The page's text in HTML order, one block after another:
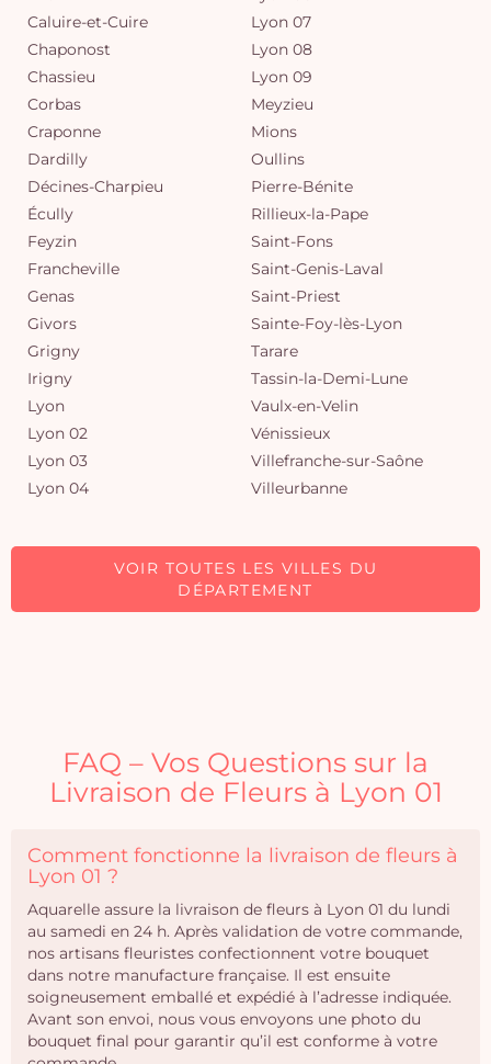
Caluire-et-Cuire
Chaponost
Chassieu
Corbas
Craponne
Dardilly
Décines-Charpieu
Écully
Feyzin
Francheville
Genas
Givors
Grigny
Irigny
Lyon
Lyon 02
Lyon 03
Lyon 04
Lyon 07
Lyon 08
Lyon 09
Meyzieu
Mions
Oullins
Pierre-Bénite
Rillieux-la-Pape
Saint-Fons
Saint-Genis-Laval
Saint-Priest
Sainte-Foy-lès-Lyon
Tarare
Tassin-la-Demi-Lune
Vaulx-en-Velin
Vénissieux
Villefranche-sur-Saône
Villeurbanne
VOIR TOUTES LES VILLES DU
DÉPARTEMENT
FAQ – Vos Questions sur la
Livraison de Fleurs à Lyon 01
Comment fonctionne la livraison de fleurs à
Lyon 01 ?
Aquarelle assure la livraison de fleurs à Lyon 01 du lundi
au samedi en 24 h. Après validation de votre commande,
nos artisans fleuristes confectionnent votre bouquet
dans notre manufacture française. Il est ensuite
soigneusement emballé et expédié à l’adresse indiquée.
Avant son envoi, nous vous envoyons une photo du
bouquet final pour garantir qu’il est conforme à votre